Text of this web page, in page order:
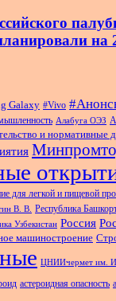
на
Galaxy #Vivo
Алабуга ОЭЗ
и нормативные
для легкой и пищевой
В. В. Республика
Узбекистан Россия
машиностроение
ЦНИИчермет им.
астероидная опасность